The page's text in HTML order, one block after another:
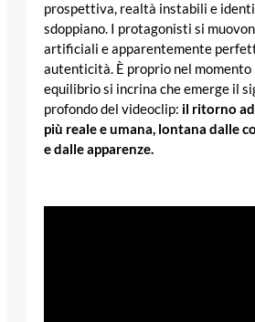
prospettiva, realtà instabili e
sdoppiano. I protagonisti si
artificiali e apparentemente
autenticità. È proprio nel momento
equilibrio si incrina che emerge il
profondo del videoclip: il ritorno
più reale e umana, lontana dalle
e dalle apparenze.